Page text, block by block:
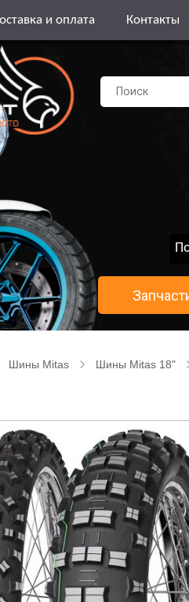
и оплата Контакты
Шины Mitas Шины Mitas 18"